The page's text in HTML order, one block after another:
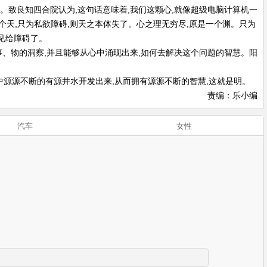
致良知四合院认为,这句话意味着,我们这颗心,就像超级电脑计算机一
,只为私欲障碍,则天之本体失了。心之理无穷尽,原是一个渊。只为
障碍了。
物的洞察,并且能够从心中涌现出来,如何去解决这个问题的智慧。阳
源不断的有源井水开发出来,从而拥有源源不断的智慧,这就是明。
责编：乐小编
汽车 女性